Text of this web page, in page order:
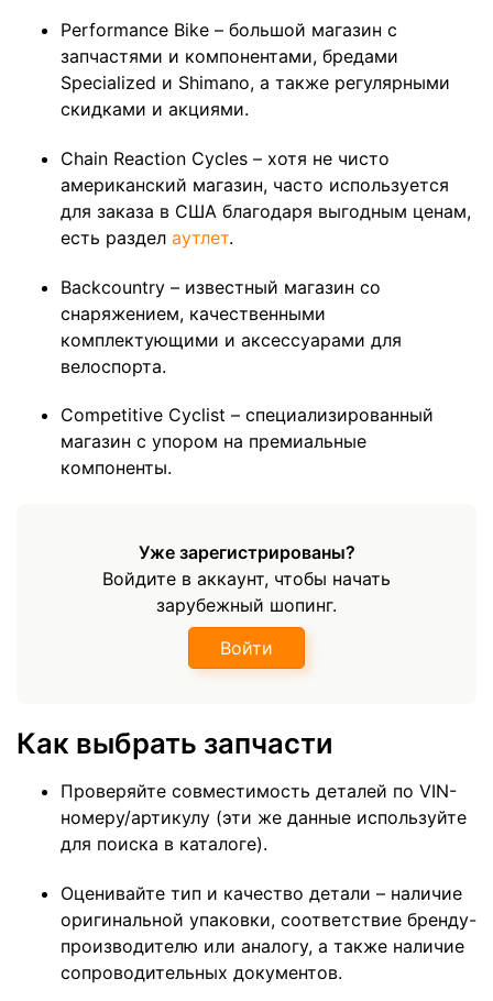
Performance Bike – большой магазин с
запчастями и компонентами, бредами
Specialized и Shimano, а также регулярными
скидками и акциями.
Chain Reaction Cycles – хотя не чисто
американский магазин, часто используется
для заказа в США благодаря выгодным ценам,
есть раздел аутлет.
Backcountry – известный магазин со
снаряжением, качественными
комплектующими и аксессуарами для
велоспорта.
Competitive Cyclist – специализированный
магазин с упором на премиальные
компоненты.
Уже зарегистрированы?
Войдите в аккаунт, чтобы начать
зарубежный шопинг.
Войти
Как выбрать запчасти
Проверяйте совместимость деталей по VIN-
номеру/артикулу (эти же данные используйте
для поиска в каталоге).
Оценивайте тип и качество детали – наличие
оригинальной упаковки, соответствие бренду-
производителю или аналогу, а также наличие
сопроводительных документов.